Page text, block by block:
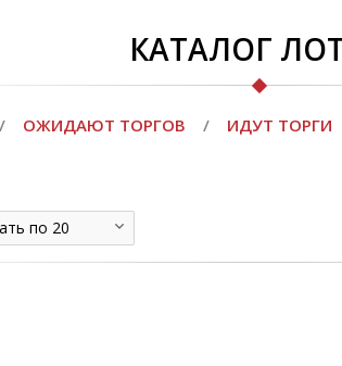
КАТАЛОГ
/ ОЖИДАЮТ ТОРГОВ / ИДУТ ТОРГИ
по 20